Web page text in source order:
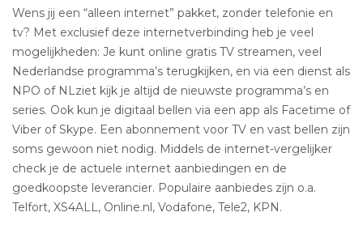
Wens jij een “alleen internet” pakket, zonder telefonie en
tv? Met exclusief deze internetverbinding heb je veel
mogelijkheden: Je kunt online gratis TV streamen, veel
Nederlandse programma’s terugkijken, en via een dienst als
NPO of NLziet kijk je altijd de nieuwste programma’s en
series. Ook kun je digitaal bellen via een app als Facetime of
Viber of Skype. Een abonnement voor TV en vast bellen zijn
soms gewoon niet nodig. Middels de internet-vergelijker
check je de actuele internet aanbiedingen en de
goedkoopste leverancier. Populaire aanbiedes zijn o.a.
Telfort, XS4ALL, Online.nl, Vodafone, Tele2, KPN.